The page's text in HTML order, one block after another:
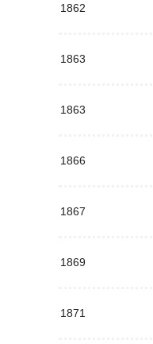
1862
1863
1863
1866
1867
1869
1871